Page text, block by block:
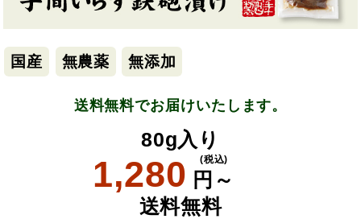
国産 無農薬 無添加
送料無料でお届けいたします。
80g入り
1,280 円～
(税込)
送料無料